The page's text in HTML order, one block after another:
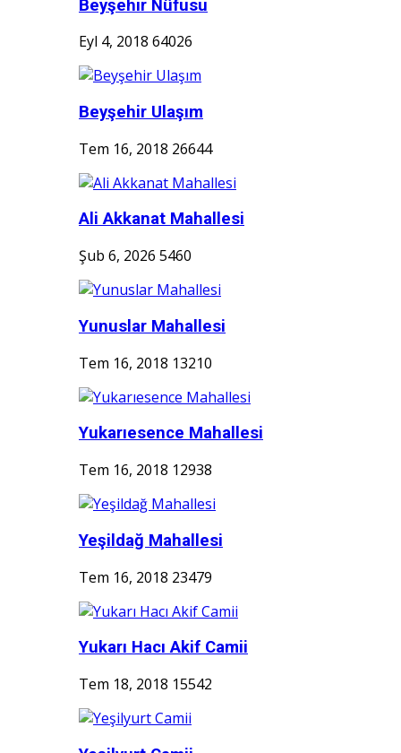
Beyşehir Nüfusu
Eyl 4, 2018 64026
Beyşehir Ulaşım
Tem 16, 2018 26644
Ali Akkanat Mahallesi
Şub 6, 2026 5460
Yunuslar Mahallesi
Tem 16, 2018 13210
Yukarıesence Mahallesi
Tem 16, 2018 12938
Yeşildağ Mahallesi
Tem 16, 2018 23479
Yukarı Hacı Akif Camii
Tem 18, 2018 15542